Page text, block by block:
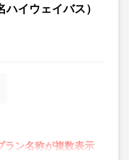
イウェイバス）
ラン名称が複数表示